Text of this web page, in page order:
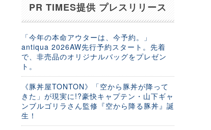
PR TIMES提供 プレスリリース
「今年の本命アウターは、今予約。」
antiqua 2026AW先行予約スタート。先着
で、非売品のオリジナルバッグをプレゼン
ト。
《豚丼屋TONTON》「空から豚丼が降って
きた」が現実に!?豪快キャプテン・山下ギャ
ンブルゴリラさん監修『空から降る豚丼』誕
生！